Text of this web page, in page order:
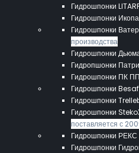
Гидрошпонки
Гидрошпонки
Гидрошпонки
производства
Гидрошпонки
Гидропшонки
Гидрошпонки ПК
Гидрошпонки
Гидрошпонки
Гидрошпонки
поставляется с
Гидрошпонки РЕКС
Гидрошпонки